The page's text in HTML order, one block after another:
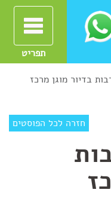
תפריט
בדיור מוגן מרכז
חזרה לכל הפוסטים